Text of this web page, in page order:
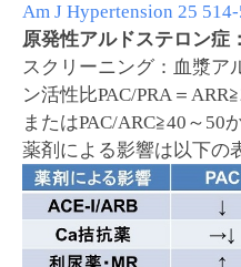
Am J Hypertension 25
原発性アルドステロン症
スクリーニング：血漿ア
ン活性比PAC/PRA＝
またはPAC/ARC≧40～50
薬剤による影響は以下の